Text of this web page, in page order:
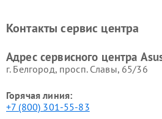
Контакты сервис центра
Адрес сервисного центра
г. Белгород, просп. Славы, 65/36
Горячая линия:
+7 (800) 301-55-83